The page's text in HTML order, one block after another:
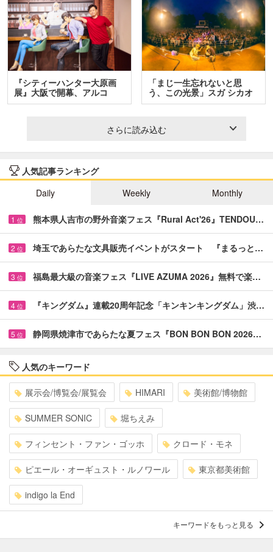
『シティーハンター大原画
展』大阪で開幕、アルコ
＆…
「まじ一生忘れないと思
う、この光景」スガ シカオ
と…
さらに読み込む
人気記事ランキング
Daily
Weekly Monthly
1 位 熊本県人吉市の野外音楽フェス『Rural Act'26』TENDOU…
2 位 埼玉であらたな文具販売イベントがスタート 『まるっと…
3 位 福島最大級の音楽フェス『LIVE AZUMA 2026』無料で楽…
4 位 『キングダム』連載20周年記念「キンキンキングダム」渋…
5 位 静岡県焼津市であらたな夏フェス『BON BON BON 2026…
人気のキーワード
展示会/博覧会/展覧会 HIMARI 美術館/博物館
SUMMER SONIC 堀ちえみ
フィンセント・ファン・ゴッホ クロード・モネ
ピエール・オーギュスト・ルノワール 東京都美術館
indigo la End
キーワードをもっと見る